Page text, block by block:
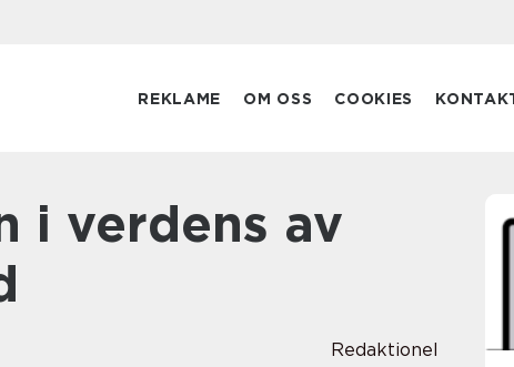
REKLAME OM OSS COOKIES
Redaktionel